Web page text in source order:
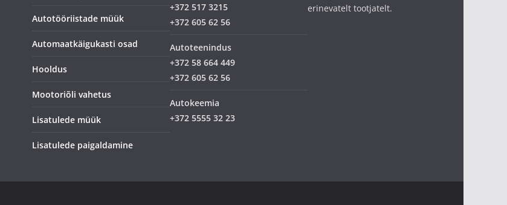
Autotööriistade müük
Automaatkäigukasti osad
Hooldus
Mootoriõli vahetus
Lisatulede müük
Lisatulede paigaldamine
+372 517 3215
+372 605 62 56
Autoteenindus
+372 58 664 449
+372 605 62 56
Autokeemia
+372 5555 32 23
erinevatelt tootjatelt.